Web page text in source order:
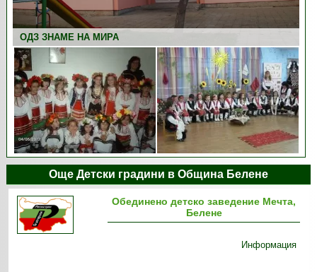
ОДЗ ЗНАМЕ НА МИРА
Още Детски градини в Община Белене
Обединено детско заведение Мечта,
Белене
Информация